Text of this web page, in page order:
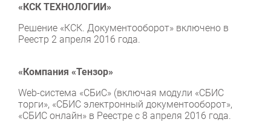
«КСК ТЕХНОЛОГИИ»
Решение «КСК. Документооборот» включено в
Реестр 2 апреля 2016 года.
«Компания «Тензор»
Web-система «СБиС» (включая модули «СБИС
торги», «СБИС электронный документооборот»,
«СБИС онлайн» в Реестре с 8 апреля 2016 года.